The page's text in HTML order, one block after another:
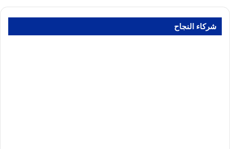
شركاء النجاح